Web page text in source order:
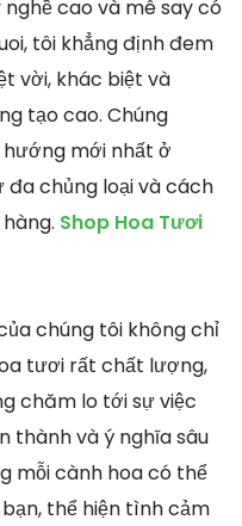
cao và mê say có
tôi khẳng định đem
vời, khác biệt và
tạo cao. Chúng
mới nhất ở
đa chủng loại và cách
Shop Hoa Tươi
chúng tôi không chỉ
tươi rất chất lượng,
chăm lo tới sự việc
thành và ý nghĩa sâu
mỗi cành hoa có thể
thể hiện tình cảm